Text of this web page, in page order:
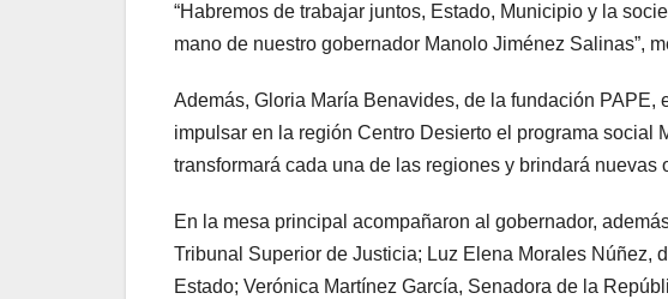
“Habremos de trabajar juntos, Estado, Municipio y la
mano de nuestro gobernador Manolo Jiménez Salinas”,
Además, Gloria María Benavides, de la fundación
impulsar en la región Centro Desierto el programa
transformará cada una de las regiones y brindará
En la mesa principal acompañaron al gobernador,
Tribunal Superior de Justicia; Luz Elena Morales Núñez,
Estado; Verónica Martínez García, Senadora de la